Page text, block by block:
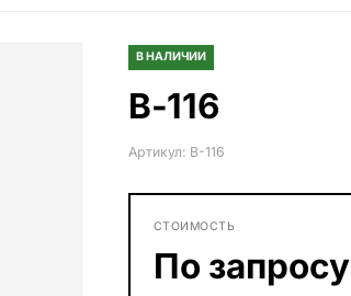
Благоустройство
Металлические ограды
В НАЛИЧИИ
В-116
Артикул: В-116
СТОИМОСТЬ
По запросу